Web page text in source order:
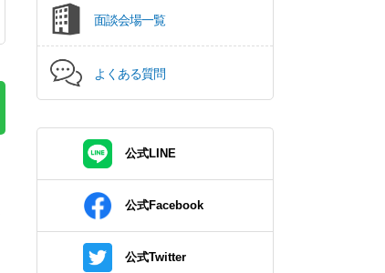
面談会場一覧
よくある質問
公式LINE
公式Facebook
公式Twitter